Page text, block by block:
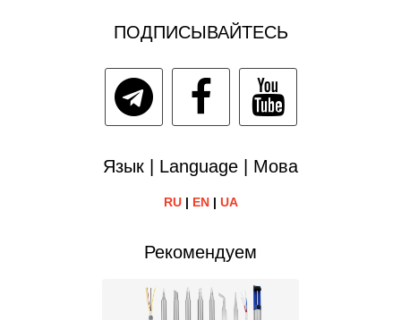
ПОДПИСЫВАЙТЕСЬ
Язык | Language | Мова
RU| EN| UA
Рекомендуем